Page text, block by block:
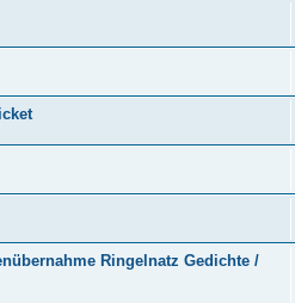
Ringelnatz Gedichte /